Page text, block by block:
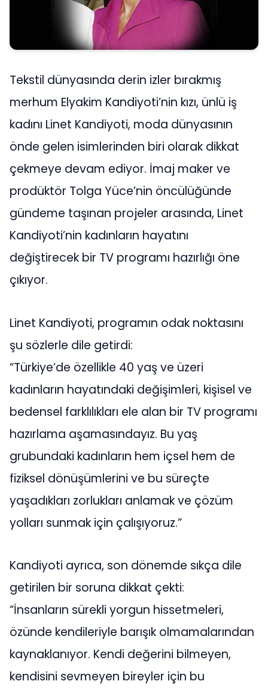
Tekstil dünyasında derin izler bırakmış
merhum Elyakim Kandiyoti’nin kızı, ünlü iş
kadını Linet Kandiyoti, moda dünyasının
önde gelen isimlerinden biri olarak dikkat
çekmeye devam ediyor. İmaj maker ve
prodüktör Tolga Yüce’nin öncülüğünde
gündeme taşınan projeler arasında, Linet
Kandiyoti’nin kadınların hayatını
değiştirecek bir TV programı hazırlığı öne
çıkıyor.
Linet Kandiyoti, programın odak noktasını
şu sözlerle dile getirdi:
“Türkiye’de özellikle 40 yaş ve üzeri
kadınların hayatındaki değişimleri, kişisel ve
bedensel farklılıkları ele alan bir TV programı
hazırlama aşamasındayız. Bu yaş
grubundaki kadınların hem içsel hem de
fiziksel dönüşümlerini ve bu süreçte
yaşadıkları zorlukları anlamak ve çözüm
yolları sunmak için çalışıyoruz.”
Kandiyoti ayrıca, son dönemde sıkça dile
getirilen bir soruna dikkat çekti:
“İnsanların sürekli yorgun hissetmeleri,
özünde kendileriyle barışık olmamalarından
kaynaklanıyor. Kendi değerini bilmeyen,
kendisini sevmeyen bireyler için bu